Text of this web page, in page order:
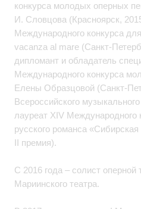
конкурса молодых оперных
И. Словцова (Красноярск,
Международного конкурса
vacanza al mare (Санкт-
дипломант и обладатель
Международного конкурса
Елены Образцовой (Санкт-
Всероссийского
лауреат XIV Международного
русского романса
II премия).
С 2016 года – солист
Мариинского театра.